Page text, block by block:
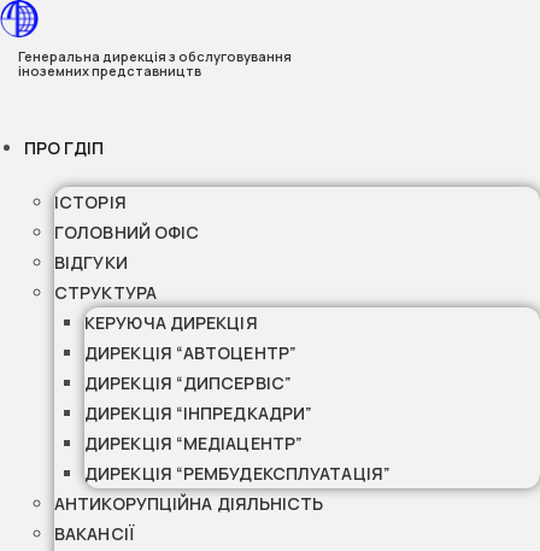
Перейти
до
вмісту
Генеральна дирекція з обслуговування
іноземних представництв
ПРО ГДІП
ІСТОРІЯ
ГОЛОВНИЙ ОФІС
ВІДГУКИ
СТРУКТУРА
КЕРУЮЧА ДИРЕКЦІЯ
ДИРЕКЦІЯ “АВТОЦЕНТР”
ДИРЕКЦІЯ “ДИПСЕРВІС”
ДИРЕКЦІЯ “ІНПРЕДКАДРИ”
ДИРЕКЦІЯ “МЕДІАЦЕНТР”
ДИРЕКЦІЯ “РЕМБУДЕКСПЛУАТАЦІЯ”
АНТИКОРУПЦІЙНА ДІЯЛЬНІСТЬ
ВАКАНСІЇ